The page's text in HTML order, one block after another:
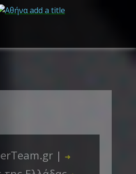
| ➜